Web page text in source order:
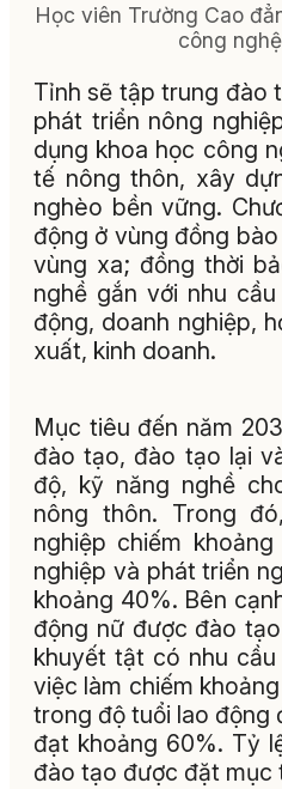
Học viên Trường Cao
công
Tỉnh sẽ tập trung đào
phát triển nông
dụng khoa học công
tế nông thôn, xây
nghèo bền vững.
động ở vùng đồng
vùng xa; đồng thời
nghề gắn với nhu
động, doanh nghiệp,
xuất, kinh doanh.
Mục tiêu đến năm
đào tạo, đào tạo lại
độ, kỹ năng nghề
nông thôn. Trong
nghiệp chiếm
nghiệp và phát triển
khoảng 40%. Bên
động nữ được đào
khuyết tật có nhu
việc làm chiếm
trong độ tuổi lao động
đạt khoảng 60%. Tỷ
đào tạo được đặt mục